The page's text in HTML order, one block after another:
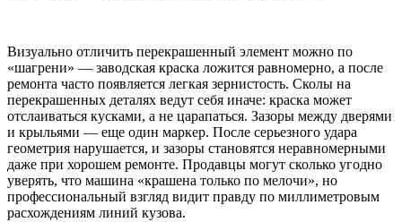
Визуально отличить перекрашенный элемент можно по
«шагрени» — заводская краска ложится равномерно, а после
ремонта часто появляется легкая зернистость. Сколы на
перекрашенных деталях ведут себя иначе: краска может
отслаиваться кусками, а не царапаться. Зазоры между дверями
и крыльями — еще один маркер. После серьезного удара
геометрия нарушается, и зазоры становятся неравномерными
даже при хорошем ремонте. Продавцы могут сколько угодно
уверять, что машина «крашена только по мелочи», но
профессиональный взгляд видит правду по миллиметровым
расхождениям линий кузова.